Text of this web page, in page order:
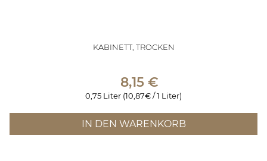
KABINETT, TROCKEN
8,15 €
0,75 Liter (10,87€ / 1 Liter)
IN DEN WARENKORB